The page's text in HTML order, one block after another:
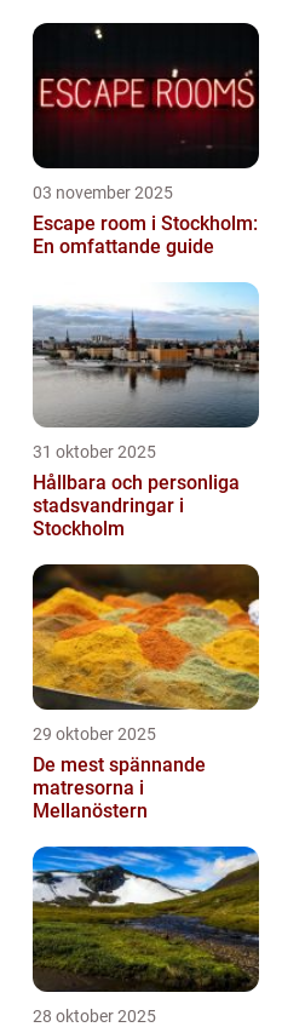
03 november 2025
Escape room i Stockholm:
En omfattande guide
31 oktober 2025
Hållbara och personliga
stadsvandringar i
Stockholm
29 oktober 2025
De mest spännande
matresorna i
Mellanöstern
28 oktober 2025